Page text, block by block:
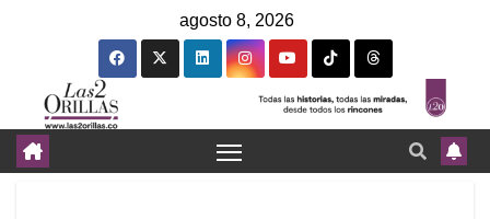
agosto 8, 2026